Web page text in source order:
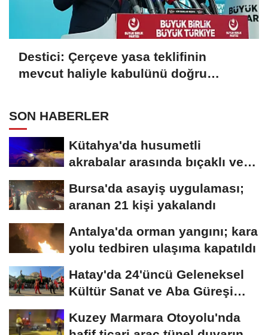
Destici: Çerçeve yasa teklifinin
mevcut haliyle kabulünü doğru
SON HABERLER
Kütahya'da husumetli
akrabalar arasında bıçaklı ve
Bursa'da asayiş uygulaması;
aranan 21 kişi yakalandı
Antalya'da orman yangını; kara
yolu tedbiren ulaşıma kapatıldı
Hatay'da 24'üncü Geleneksel
Kültür Sanat ve Aba Güreşi
Kuzey Marmara Otoyolu'nda